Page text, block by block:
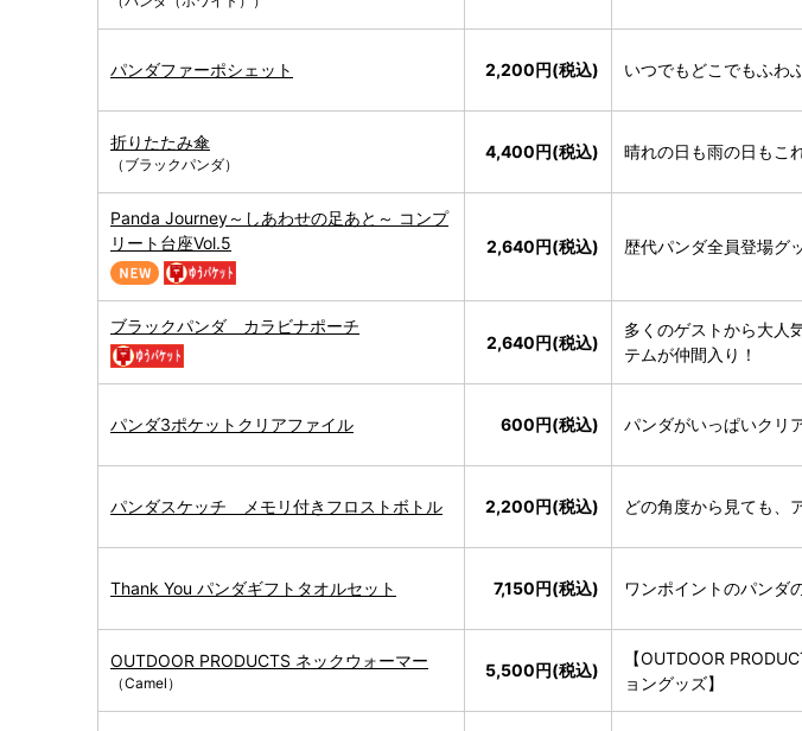
パンダファーポシェット 2,200円(税込) いつでもどこでもふわ
折りたたみ傘
（ブラックパンダ）
4,400円(税込) 晴れの日も雨の日もこ
Panda Journey～しあわせの足あと～ コンプ
リート台座Vol.5
2,640円(税込) 歴代パンダ全員登場グ
ブラックパンダ カラビナポーチ
2,640円(税込)
多くのゲストから大人
テムが仲間入り！
パンダ3ポケットクリアファイル 600円(税込) パンダがいっぱいクリ
パンダスケッチ メモリ付きフロストボトル 2,200円(税込) どの角度から見ても、
Thank You パンダギフトタオルセット 7,150円(税込) ワンポイントのパンダ
OUTDOOR PRODUCTS ネックウォーマー
（Camel）
5,500円(税込)
【OUTDOOR
ョングッズ】